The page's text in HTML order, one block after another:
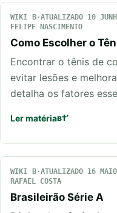
WIKI ATUALIZADO 10
FELIPE NASCIMENTO
Como Escolher o
Encontrar o tênis de
evitar lesões e
detalha os fatores
Ler matéria
WIKI ATUALIZADO 16
RAFAEL COSTA
Brasileirão Série A